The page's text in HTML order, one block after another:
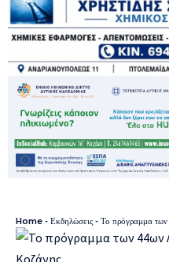
Home - Εκδηλώσεις - Το πρόγραμμα